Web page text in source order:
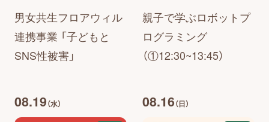
男女共生フロアウィル
連携事業 「子どもと
SNS性被害」
親子で学ぶロボットプ
ログラミング
（①12:30~13:45）
08.19（水） 08.16（日）